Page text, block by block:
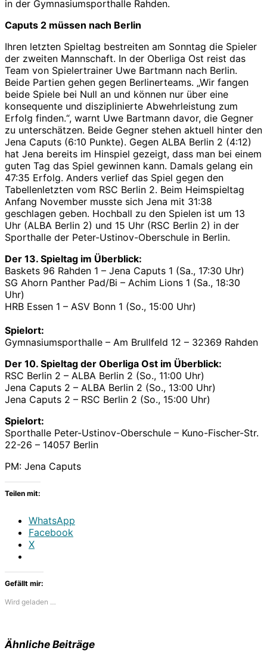
in der Gymnasiumsporthalle Rahden.
Caputs 2 müssen nach Berlin
Ihren letzten Spieltag bestreiten am Sonntag die Spieler
der zweiten Mannschaft. In der Oberliga Ost reist das
Team von Spielertrainer Uwe Bartmann nach Berlin.
Beide Partien gehen gegen Berlinerteams. „Wir fangen
beide Spiele bei Null an und können nur über eine
konsequente und disziplinierte Abwehrleistung zum
Erfolg finden.“, warnt Uwe Bartmann davor, die Gegner
zu unterschätzen. Beide Gegner stehen aktuell hinter den
Jena Caputs (6:10 Punkte). Gegen ALBA Berlin 2 (4:12)
hat Jena bereits im Hinspiel gezeigt, dass man bei einem
guten Tag das Spiel gewinnen kann. Damals gelang ein
47:35 Erfolg. Anders verlief das Spiel gegen den
Tabellenletzten vom RSC Berlin 2. Beim Heimspieltag
Anfang November musste sich Jena mit 31:38
geschlagen geben. Hochball zu den Spielen ist um 13
Uhr (ALBA Berlin 2) und 15 Uhr (RSC Berlin 2) in der
Sporthalle der Peter-Ustinov-Oberschule in Berlin.
Der 13. Spieltag im Überblick:
Baskets 96 Rahden 1 – Jena Caputs 1 (Sa., 17:30 Uhr)
SG Ahorn Panther Pad/Bi – Achim Lions 1 (Sa., 18:30
Uhr)
HRB Essen 1 – ASV Bonn 1 (So., 15:00 Uhr)
Spielort:
Gymnasiumsporthalle – Am Brullfeld 12 – 32369 Rahden
Der 10. Spieltag der Oberliga Ost im Überblick:
RSC Berlin 2 – ALBA Berlin 2 (So., 11:00 Uhr)
Jena Caputs 2 – ALBA Berlin 2 (So., 13:00 Uhr)
Jena Caputs 2 – RSC Berlin 2 (So., 15:00 Uhr)
Spielort:
Sporthalle Peter-Ustinov-Oberschule – Kuno-Fischer-Str.
22-26 – 14057 Berlin
PM: Jena Caputs
Teilen mit:
WhatsApp
Facebook
X
Gefällt mir:
Wird geladen …
Ähnliche Beiträge